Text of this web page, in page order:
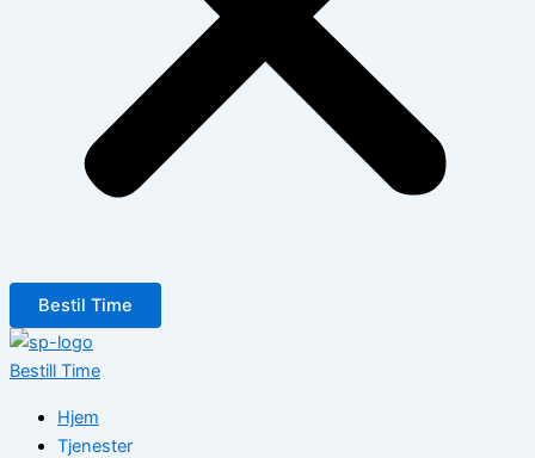
Bestil Time
Bestill Time
Hjem
Tjenester